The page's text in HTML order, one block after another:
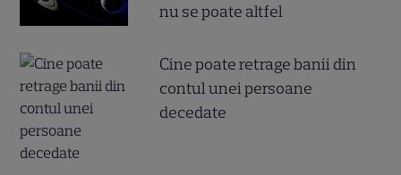
nu se poate altfel
Cine poate retrage banii din
contul unei persoane
decedate